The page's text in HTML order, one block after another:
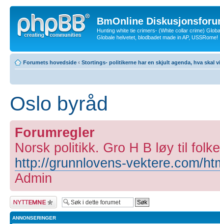
BmOnline
Hunting white tie crimers- (White collar crime)
Globale helvetet, blodbadet made in AP, USSRome!
Forumets hovedside ‹ Stortings- politikerne har en skjult agenda, hva skal
Oslo byråd
Forumregler
Norsk politikk. Gro H B løy til
http://grunnlovens-vektere.com/
Admin
Legg inn et nytt
emne
ANNONSERINGER